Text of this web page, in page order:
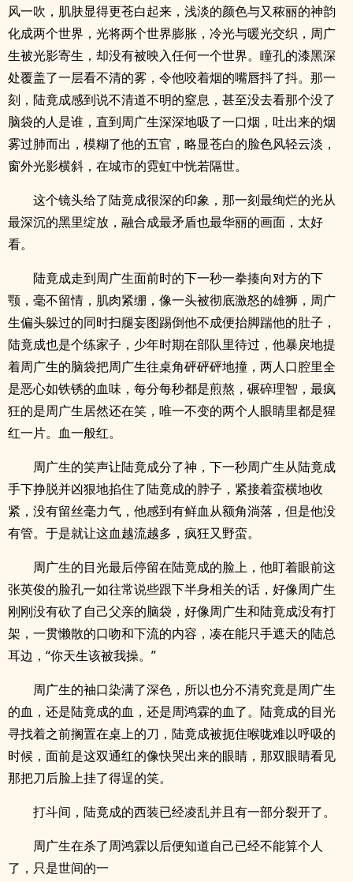
风一吹，肌肤显得更苍白起来，浅淡的颜色与又秾丽的神韵
化成两个世界，光将两个世界膨胀，冷光与暖光交织，周广
生被光影寄生，却没有被映入任何一个世界。瞳孔的漆黑深
处覆盖了一层看不清的雾，令他咬着烟的嘴唇抖了抖。那一
刻，陆竟成感到说不清道不明的窒息，甚至没去看那个没了
脑袋的人是谁，直到周广生深深地吸了一口烟，吐出来的烟
雾过肺而出，模糊了他的五官，略显苍白的脸色风轻云淡，
窗外光影横斜，在城市的霓虹中恍若隔世。
这个镜头给了陆竟成很深的印象，那一刻最绚烂的光从
最深沉的黑里绽放，融合成最矛盾也最华丽的画面，太好
看。
陆竟成走到周广生面前时的下一秒一拳揍向对方的下
颚，毫不留情，肌肉紧绷，像一头被彻底激怒的雄狮，周广
生偏头躲过的同时扫腿妄图踢倒他不成便抬脚踹他的肚子，
陆竟成也是个练家子，少年时期在部队里待过，他暴戾地提
着周广生的脑袋把周广生往桌角砰砰砰地撞，两人口腔里全
是恶心如铁锈的血味，每分每秒都是煎熬，碾碎理智，最疯
狂的是周广生居然还在笑，唯一不变的两个人眼睛里都是猩
红一片。血一般红。
周广生的笑声让陆竟成分了神，下一秒周广生从陆竟成
手下挣脱并凶狠地掐住了陆竟成的脖子，紧接着蛮横地收
紧，没有留丝毫力气，他感到有鲜血从额角淌落，但是他没
有管。于是就让这血越流越多，疯狂又野蛮。
周广生的目光最后停留在陆竟成的脸上，他盯着眼前这
张英俊的脸孔一如往常说些跟下半身相关的话，好像周广生
刚刚没有砍了自己父亲的脑袋，好像周广生和陆竟成没有打
架，一贯懒散的口吻和下流的内容，凑在能只手遮天的陆总
耳边，“你天生该被我操。”
周广生的袖口染满了深色，所以也分不清究竟是周广生
的血，还是陆竟成的血，还是周鸿霖的血了。陆竟成的目光
寻找着之前搁置在桌上的刀，陆竟成被扼住喉咙难以呼吸的
时候，面前是这双通红的像快哭出来的眼睛，那双眼睛看见
那把刀后脸上挂了得逞的笑。
打斗间，陆竟成的西装已经凌乱并且有一部分裂开了。
周广生在杀了周鸿霖以后便知道自己已经不能算个人
了，只是世间的一